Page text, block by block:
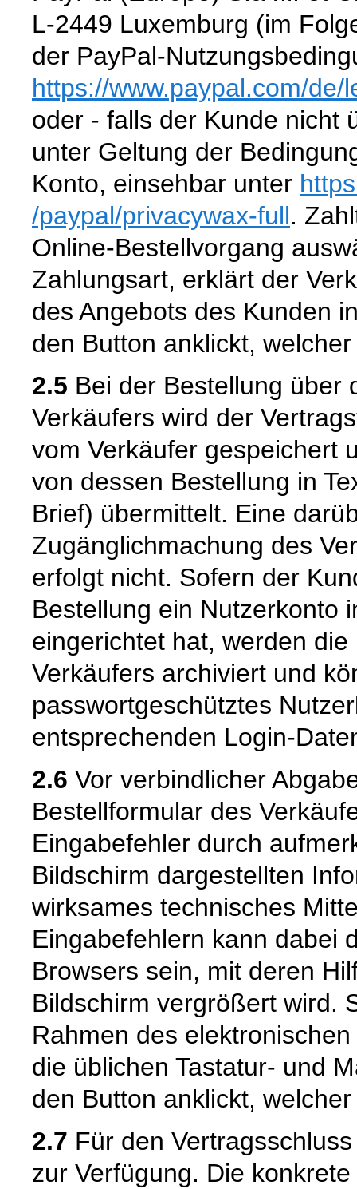
L-2449 Luxemburg (im
der PayPal-
https://www.paypal.com/de/
oder - falls der Kunde nicht
unter Geltung der
Konto, einsehbar unter
/paypal/privacywax-full.
Online-Bestellvorgang
Zahlungsart, erklärt der
des Angebots des Kunden
den Button anklickt,
2.5 Bei der Bestellung über
Verkäufers wird der
vom Verkäufer gespeichert
von dessen Bestellung in
Brief) übermittelt. Eine
Zugänglichmachung des
erfolgt nicht. Sofern der
Bestellung ein Nutzerkonto
eingerichtet hat, werden
Verkäufers archiviert und
passwortgeschütztes
entsprechenden Login-
2.6 Vor verbindlicher
Bestellformular des
Eingabefehler durch
Bildschirm dargestellten
wirksames technisches
Eingabefehlern kann dabei
Browsers sein, mit deren
Bildschirm vergrößert wird.
Rahmen des
die üblichen Tastatur- und
den Button anklickt,
2.7 Für den
zur Verfügung. Die